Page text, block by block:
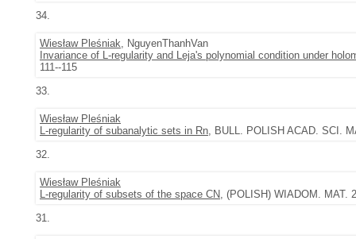
34.
Wiesław Pleśniak, NguyenThanhVan
Invariance of L-regularity and Leja's polynomial condition under
111--115
33.
Wiesław Pleśniak
L-regularity of subanalytic sets in Rn, BULL. POLISH ACAD. SCI.
32.
Wiesław Pleśniak
L-regularity of subsets of the space CN, (POLISH) WIADOM. MAT.
31.